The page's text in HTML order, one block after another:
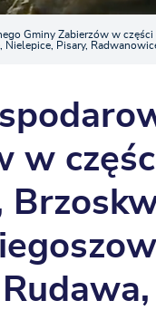
Gminy Zabierzów w części
Pisary,
w